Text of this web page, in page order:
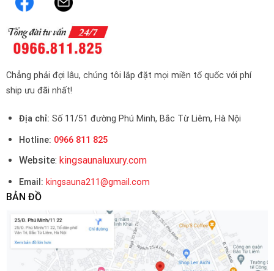
Chẳng phải đợi lâu, chúng tôi lắp đặt mọi miền tổ quốc với phí
ship ưu đãi nhất!
Địa chỉ: Số 11/51 đường Phú Minh, Bắc Từ Liêm, Hà Nội
Hotline: 0966 811 825
Website: kingsaunaluxury.com
Email: kingsauna211@gmail.com
BẢN ĐỒ